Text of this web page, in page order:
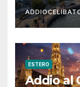
ESTERO
Addio al